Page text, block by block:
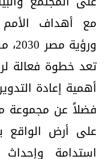
مع أهداف الأمم
تعد خطوة فعالة
أهمية إعادة
فضلاً عن مجموعة
على أرض الواقع
استدامة